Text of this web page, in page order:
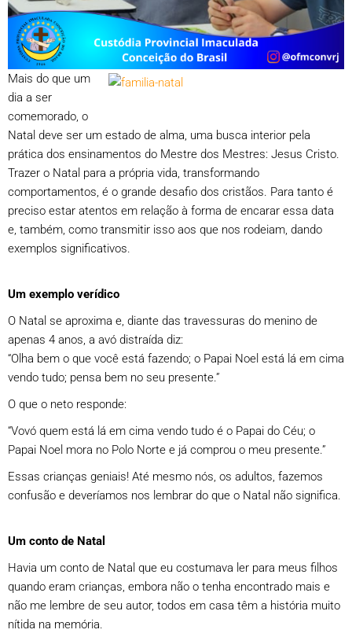
Mais do que um
dia a ser
comemorado, o
Natal deve ser um estado de alma, uma busca interior pela
prática dos ensinamentos do Mestre dos Mestres: Jesus Cristo.
Trazer o Natal para a própria vida, transformando
comportamentos, é o grande desafio dos cristãos. Para tanto é
preciso estar atentos em relação à forma de encarar essa data
e, também, como transmitir isso aos que nos rodeiam, dando
exemplos significativos.
Um exemplo verídico
O Natal se aproxima e, diante das travessuras do menino de
apenas 4 anos, a avó distraída diz:
“Olha bem o que você está fazendo; o Papai Noel está lá em cima
vendo tudo; pensa bem no seu presente.”
O que o neto responde:
“Vovó quem está lá em cima vendo tudo é o Papai do Céu; o
Papai Noel mora no Polo Norte e já comprou o meu presente.”
Essas crianças geniais! Até mesmo nós, os adultos, fazemos
confusão e deveríamos nos lembrar do que o Natal não significa.
Um conto de Natal
Havia um conto de Natal que eu costumava ler para meus filhos
quando eram crianças, embora não o tenha encontrado mais e
não me lembre de seu autor, todos em casa têm a história muito
nítida na memória.